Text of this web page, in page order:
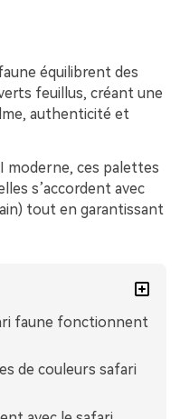
équilibrent des
feuillus, créant une
authenticité et
moderne, ces palettes
s’accordent avec
tout en garantissant
faune fonctionnent
de couleurs safari